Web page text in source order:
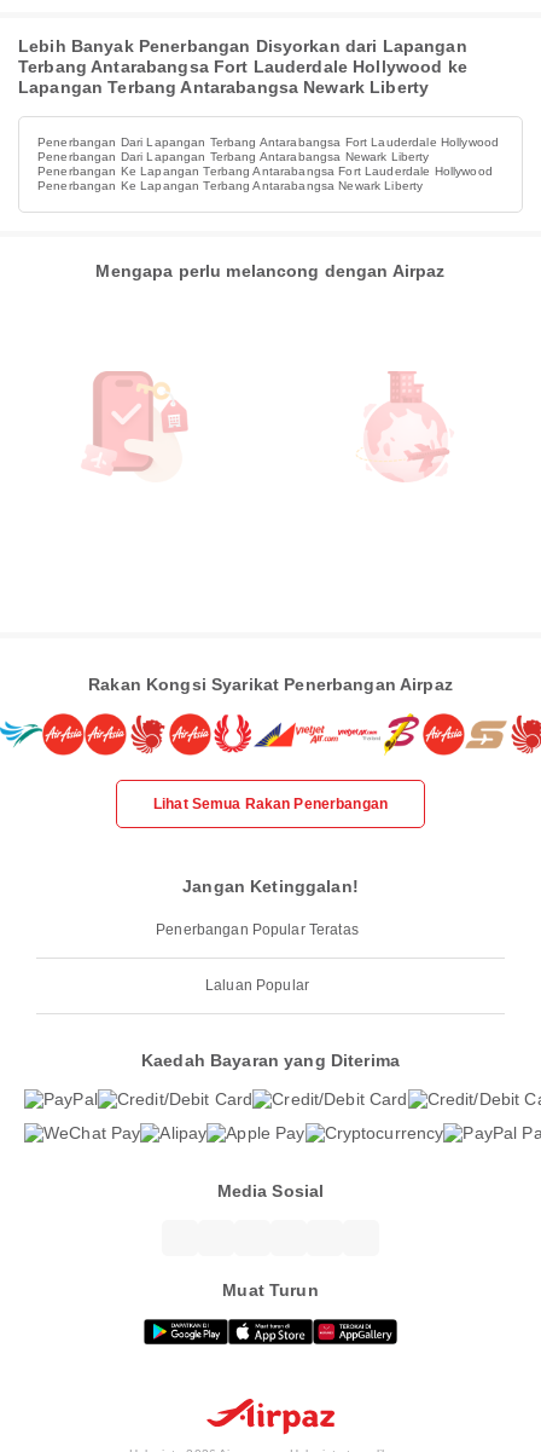
Lebih Banyak Penerbangan Disyorkan dari Lapangan
Terbang Antarabangsa Fort Lauderdale Hollywood ke
Lapangan Terbang Antarabangsa Newark Liberty
Penerbangan Dari Lapangan Terbang Antarabangsa Fort Lauderdale Hollywood
Penerbangan Dari Lapangan Terbang Antarabangsa Newark Liberty
Penerbangan Ke Lapangan Terbang Antarabangsa Fort Lauderdale Hollywood
Penerbangan Ke Lapangan Terbang Antarabangsa Newark Liberty
Mengapa perlu melancong dengan Airpaz
Rakan Kongsi Syarikat Penerbangan Airpaz
Lihat Semua Rakan Penerbangan
Jangan Ketinggalan!
Penerbangan Popular Teratas
Laluan Popular
Kaedah Bayaran yang Diterima
Media Sosial
Muat Turun